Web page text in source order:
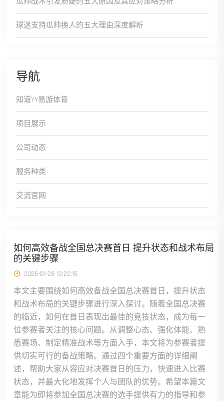
球迷支持瓜帅换人的五大理由深度解析
导航
知道YY易游体育
项目展示
公司动态
服务种类
交流官网
如何高效备战全国总决赛首日 提升状态和战术布局
的关键步骤
2026-01-28 12:22:15
本文主要围绕如何高效备战全国总决赛首日，提升状态
和战术布局的关键步骤进行深入探讨。随着全国总决赛
的临近，如何在首日表现出最佳的竞技状态，成为每一
位参赛者关注的核心问题。从调整心态、强化体能、熟
悉赛场、制定精准战术等方面入手，本文将为参赛者提
供切实可行的备战策略。通过四个重要方面的详细阐
述，帮助大家从容应对决赛首日的压力，快速进入比赛
状态，并最大化地发挥个人与团队的优势。希望本篇文
章能为即将参加全国总决赛的选手提供有力的指导和参